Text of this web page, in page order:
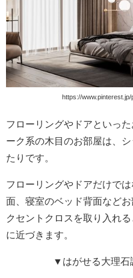
https://
フローリングやドアといっ
ーク系の木目のお部屋は、
たりです。
フローリングやドアだけで
面、寝室のベッド背面など
クセントクロスを取り入れ
に近づきます。
▼はがせる大理石